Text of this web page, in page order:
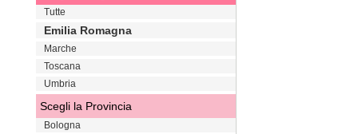
Tutte
Emilia Romagna
Marche
Toscana
Umbria
Scegli la Provincia
Bologna